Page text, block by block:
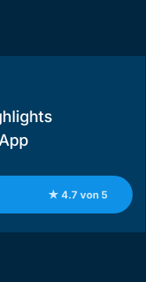
★ 4.7 von 5